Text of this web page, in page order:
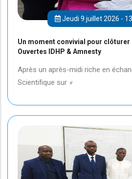
Jeudi 9 juillet 2026 -
Un moment convivial pour
Ouvertes IDHP & Amnesty
Après un après-midi riche en
Scientifique sur «